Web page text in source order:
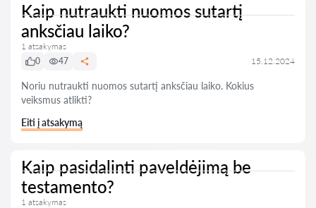
Kaip nutraukti nuomos sutartį
anksčiau laiko?
1 atsakymas
0
47 15.12.2024
Noriu nutraukti nuomos sutartį anksčiau laiko. Kokius
veiksmus atlikti?
Eiti į atsakymą
Kaip pasidalinti paveldėjimą be
testamento?
1 atsakymas